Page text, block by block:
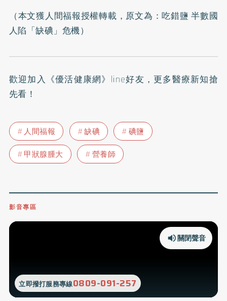
（本文獲人間福報授權轉載，原文為：吃錯鹽 半數國
人陷「缺碘」危機）
歡迎加入 《優活健康網》line好友 ，更多醫療新知搶
先看！
人間福報 缺碘
碘鹽
甲狀腺腫大
營養師
影音專區
立即撥打服務專線0809-091-257
關閉聲音